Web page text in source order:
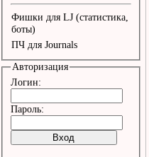
Фишки для LJ (статистика,
боты)
ПЧ для Journals
Авторизация
Логин:
Пароль: